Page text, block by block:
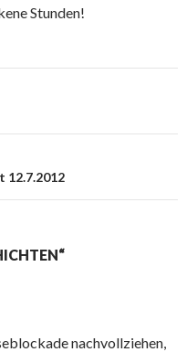
Stunden!
12.7.2012
nachvollziehen,